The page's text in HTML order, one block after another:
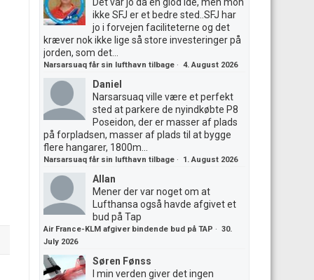
ikke SFJ er et bedre sted..SFJ har
jo i forvejen faciliteterne og det
kræver nok ikke lige så store investeringer på
jorden, som det...
Narsarsuaq får sin lufthavn tilbage · 4. August 2026
Daniel
Narsarsuaq ville være et perfekt
sted at parkere de nyindkøbte P8
Poseidon, der er masser af plads
på forpladsen, masser af plads til at bygge
flere hangarer, 1800m...
Narsarsuaq får sin lufthavn tilbage · 1. August 2026
Allan
Mener der var noget om at
Lufthansa også havde afgivet et
bud på Tap
Air France-KLM afgiver bindende bud på TAP · 30.
July 2026
Søren Fønss
I min verden giver det ingen